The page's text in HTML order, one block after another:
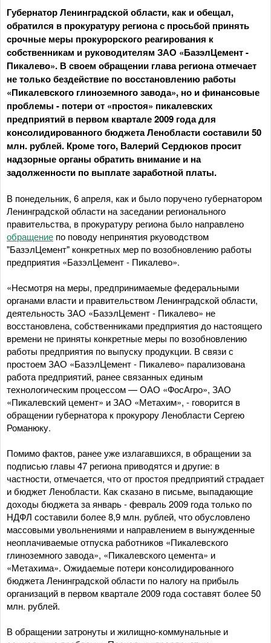
Губернатор Ленинградской области, как и обещал,
обратился в прокуратуру региона с просьбой принять
срочные меры прокурорского реагирования к
собственникам и руководителям ЗАО «БазэлЦемент -
Пикалево». В своем обращении глава региона отмечает
не только бездействие по восстановлению работы
«Пикалевского глиноземного завода», но и финансовые
проблемы - потери от «простоя» пикалевских
предприятий в первом квартале 2009 года для
консолидированного бюджета Ленобласти составили 50
млн. рублей. Кроме того, Валерий Сердюков просит
надзорные органы обратить внимание и на
задолженности по выплате заработной платы.
В понедельник, 6 апреля, как и было поручено губернатором
Ленинградской области на заседании регионального
правительства, в прокуратуру региона было направлено
обращение по поводу непринятия ркуоводством
"БазэлЦемент" конкретных мер по возобновлению работы
предприятия «БазэлЦемент - Пикалево».
«Несмотря на меры, предпринимаемые федеральными
органами власти и правительством Ленинградской области,
деятельность ЗАО «БазэлЦемент - Пикалево» не
восстановлена, собственниками предприятия до настоящего
времени не приняты конкретные меры по возобновлению
работы предприятия по выпуску продукции. В связи с
простоем ЗАО «БазэлЦемент - Пикалево» парализована
работа предприятий, ранее связанных единым
технологическим процессом — ОАО «ФосАгро», ЗАО
«Пикалевский цемент» и ЗАО «Метахим», - говорится в
обращении губернатора к прокурору Ленобласти Сергею
Романюку.
Помимо фактов, ранее уже излагавшихся, в обращении за
подписью главы 47 региона приводятся и другие: в
частности, отмечается, что от простоя предприятий страдает
и бюджет Ленобласти. Как сказано в письме, выпадающие
доходы бюджета за январь - февраль 2009 года только по
НДФЛ составили более 8,9 млн. рублей, что обусловлено
массовыми увольнениями и направлением в вынужденные
неоплачиваемые отпуска работников «Пикалевского
глиноземного завода», «Пикалевского цемента» и
«Метахима». Ожидаемые потери консолидированного
бюджета Ленинградской области по налогу на прибыль
организаций в первом квартале 2009 года составят более 50
млн. рублей.
В обращении затронуты и жилищно-коммунальные и